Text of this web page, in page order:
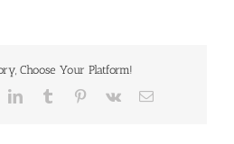
Choose Your Platform!
LinkedInTumblr Pinterest
Vk
Correo